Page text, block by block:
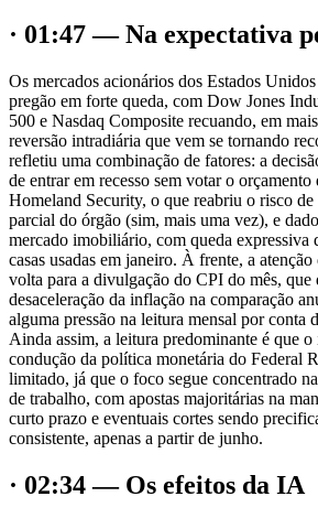
· 01:47 — Na expectativa
Os mercados acionários dos Estados
pregão em forte queda, com Dow Jones
500 e Nasdaq Composite recuando, em
reversão intradiária que vem se tornando
refletiu uma combinação de fatores: a
de entrar em recesso sem votar o
Homeland Security, o que reabriu o risco
parcial do órgão (sim, mais uma vez), e
mercado imobiliário, com queda expressiva
casas usadas em janeiro. À frente, a
volta para a divulgação do CPI do mês, que
desaceleração da inflação na comparação
alguma pressão na leitura mensal por conta
Ainda assim, a leitura predominante é que o
condução da política monetária do Federal
limitado, já que o foco segue concentrado
de trabalho, com apostas majoritárias na
curto prazo e eventuais cortes sendo
consistente, apenas a partir de junho.
· 02:34 — Os efeitos da IA